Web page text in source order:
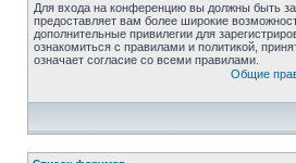
Для входа на конференцию вы должны быть
предоставляет вам более широкие
дополнительные привилегии для
ознакомиться с правилами и политикой,
означает согласие со всеми правилами.
Общие